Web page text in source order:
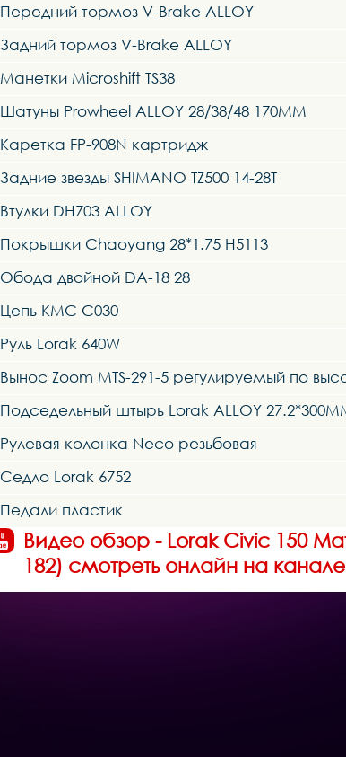
Передний тормоз V-Brake ALLOY
Задний тормоз V-Brake ALLOY
Манетки Microshift TS38
Шатуны Prowheel ALLOY 28/38/48 170MM
Каретка FP-908N картридж
Задние звезды SHIMANO TZ500 14-28T
Втулки DH703 ALLOY
Покрышки Chaoyang 28*1.75 H5113
Обода двойной DA-18 28
Цепь KMC C030
Руль Lorak 640W
Вынос Zoom MTS-291-5 регулируемый по
Подседельный штырь Lorak ALLOY
Рулевая колонка Neco резьбовая
Седло Lorak 6752
Педали пластик
Видео обзор - Lorak Civic 150
182) смотреть онлайн на